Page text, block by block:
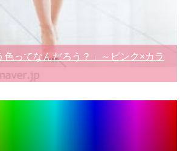
色ってなんだろう？」～ピンク×カラ